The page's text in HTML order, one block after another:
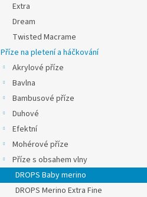
Extra
Dream
Twisted Macrame
Příze na pletení a háčkování
Akrylové příze
Bavlna
Bambusové příze
Duhové
Efektní
Mohérové příze
Příze s obsahem vlny
DROPS Baby merino
DROPS Merino Extra Fine